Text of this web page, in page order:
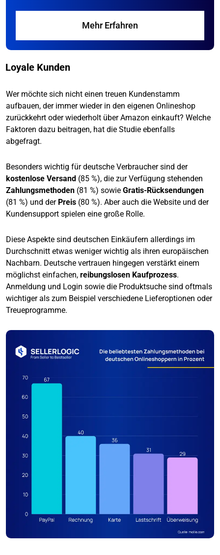
Mehr Erfahren
Loyale Kunden
Wer möchte sich nicht einen treuen Kundenstamm
aufbauen, der immer wieder in den eigenen Onlineshop
zurückkehrt oder wiederholt über Amazon einkauft? Welche
Faktoren dazu beitragen, hat die Studie ebenfalls
abgefragt.
Besonders wichtig für deutsche Verbraucher sind der
kostenlose Versand (85 %), die zur Verfügung stehenden
Zahlungsmethoden (81 %) sowie Gratis-Rücksendungen
(81 %) und der Preis (80 %). Aber auch die Website und der
Kundensupport spielen eine große Rolle.
Diese Aspekte sind deutschen Einkäufern allerdings im
Durchschnitt etwas weniger wichtig als ihren europäischen
Nachbarn. Deutsche vertrauen hingegen verstärkt einem
möglichst einfachen, reibungslosen Kaufprozess.
Anmeldung und Login sowie die Produktsuche sind oftmals
wichtiger als zum Beispiel verschiedene Lieferoptionen oder
Treueprogramme.